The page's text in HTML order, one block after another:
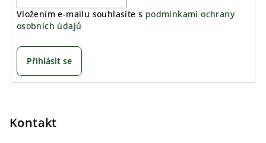
Vložením e-mailu souhlasíte s podmínkami ochrany
osobních údajů
Přihlásit se
Kontakt